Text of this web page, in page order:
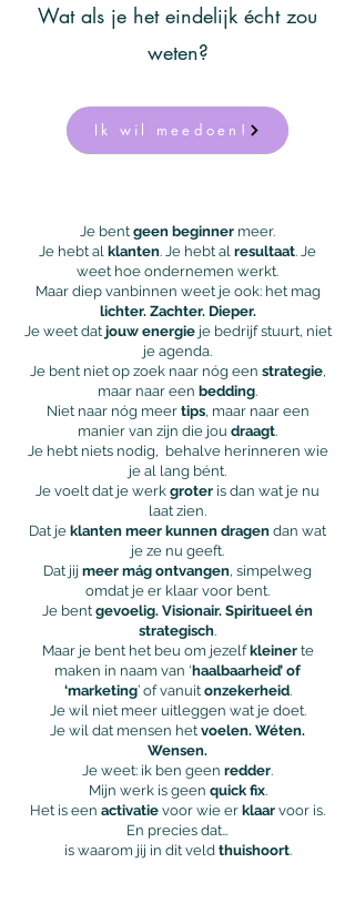
Wat als je het eindelijk écht zou
weten?
Ik wil meedoen!
Je bent geen beginner meer.
Je hebt al klanten. Je hebt al resultaat. Je
weet hoe ondernemen werkt.
Maar diep vanbinnen weet je ook: het mag
lichter. Zachter. Dieper.
Je weet dat jouw energieje bedrijf stuurt, niet
je agenda.
Je bent niet op zoek naar nóg een strategie,
maar naar een bedding.
Niet naar nóg meer tips, maar naar een
manier van zijn die jou draagt.
Je hebt niets nodig, behalve herinneren wie
je al lang bént.
Je voelt dat je werk groter is dan wat je nu
laat zien.
Dat je klanten meer kunnen dragen dan wat
je ze nu geeft.
Dat jij meer mág ontvangen, simpelweg
omdat je er klaar voor bent.
Je bent gevoelig. Visionair. Spiritueel én
strategisch.
Maar je bent het beu om jezelfkleiner te
maken in naam van ‘haalbaarheid’ of
‘marketing’ of vanuit onzekerheid.
Je wil niet meer uitleggen wat je doet.
Je wil dat mensen het voelen. Wéten.
Wensen.
Je weet: ik ben geen redder.
Mijn werk is geen quick fix.
Het is een activatie voor wie er klaar voor is.
En precies dat…
is waarom jij in dit veld thuishoort.